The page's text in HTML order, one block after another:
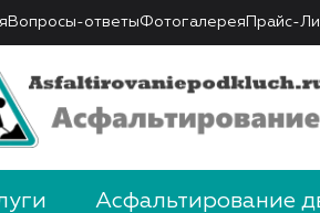
Вопросы-ответыФотогалерея Прайс-
Асфальтирование